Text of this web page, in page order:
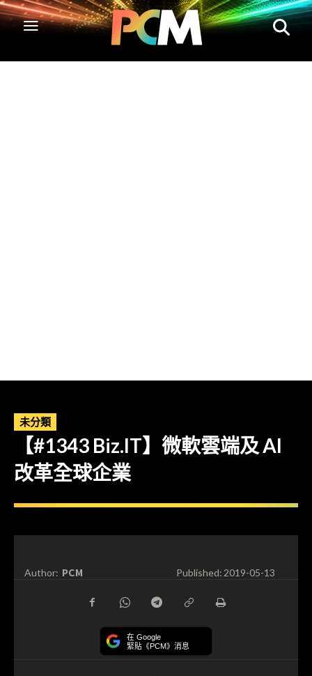
未分類
【#1343 Biz.IT】微軟雲端及 AI
改革全球企業
Author: PCM Published:2019-05-13
在 Google
緊貼《PCM》消息